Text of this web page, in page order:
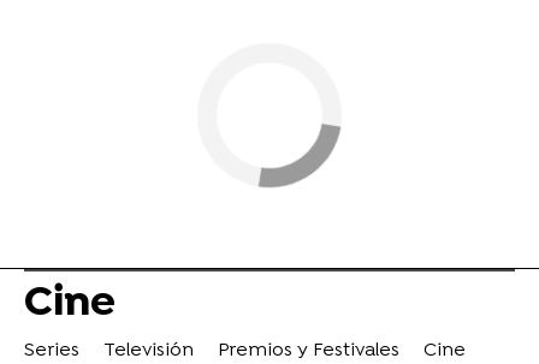
Cine
Series Televisión Premios y Festivales
Cine